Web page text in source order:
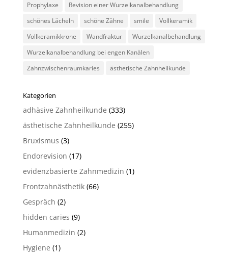
Prophylaxe
Revision einer Wurzelkanalbehandlung
schönes Lächeln
schöne Zähne smile
Vollkeramik
Vollkeramikkrone
Wandfraktur
Wurzelkanalbehandlung
Wurzelkanalbehandlung bei engen Kanälen
Zahnzwischenraumkaries
ästhetische Zahnheilkunde
Kategorien
adhäsive Zahnheilkunde (333)
ästhetische Zahnheilkunde (255)
Bruxismus (3)
Endorevision (17)
evidenzbasierte Zahnmedizin (1)
Frontzahnästhetik(66)
Gespräch (2)
hidden caries (9)
Humanmedizin (2)
Hygiene (1)